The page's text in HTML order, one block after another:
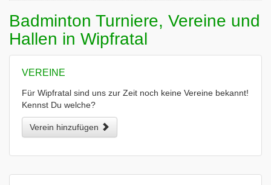
Badminton Turniere, Vereine und
Hallen in Wipfratal
VEREINE
Für Wipfratal sind uns zur Zeit noch keine Vereine bekannt!
Kennst Du welche?
Verein hinzufügen